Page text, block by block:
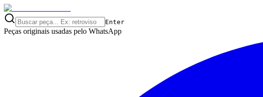
Enter
Peças originais usadas pelo WhatsApp